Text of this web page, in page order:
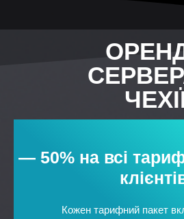
— 50% на всі
Кожен тарифний пакет